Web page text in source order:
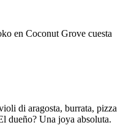
en Coconut Grove cuesta
di aragosta, burrata, pizza
dueño? Una joya absoluta.